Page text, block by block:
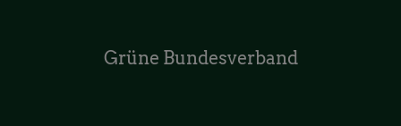
Grüne Bundesverband